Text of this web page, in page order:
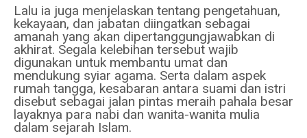
Lalu ia juga menjelaskan tentang pengetahuan,
kekayaan, dan jabatan diingatkan sebagai
amanah yang akan dipertanggungjawabkan di
akhirat. Segala kelebihan tersebut wajib
digunakan untuk membantu umat dan
mendukung syiar agama. Serta dalam aspek
rumah tangga, kesabaran antara suami dan istri
disebut sebagai jalan pintas meraih pahala besar
layaknya para nabi dan wanita-wanita mulia
dalam sejarah Islam.